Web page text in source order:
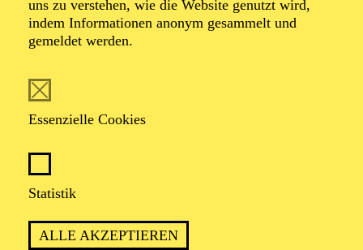
uns zu verstehen, wie die Website genutzt wird,
indem Informationen anonym gesammelt und
gemeldet werden.
Essenzielle Cookies
Statistik
ALLE AKZEPTIEREN
Theaterfest